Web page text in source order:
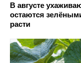
В августе
остаются
расти